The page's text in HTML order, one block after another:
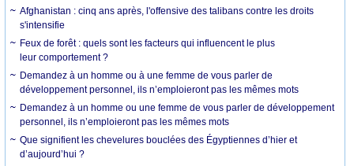
Afghanistan : cinq ans après, l'offensive des talibans contre les droits
s'intensifie
Feux de forêt : quels sont les facteurs qui influencent le plus
leur comportement ?
Demandez à un homme ou à une femme de vous parler de
développement personnel, ils n’emploieront pas les mêmes mots
Demandez à un homme ou une femme de vous parler de développement
personnel, ils n’emploieront pas les mêmes mots
Que signifient les chevelures bouclées des Égyptiennes d’hier et
d’aujourd’hui ?